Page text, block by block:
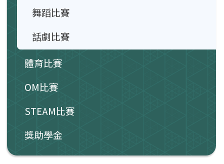
舞蹈比賽
話劇比賽
體育比賽
OM比賽
STEAM比賽
獎助學金